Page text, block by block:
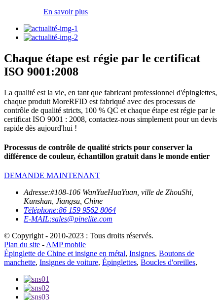
En savoir plus
Chaque étape est régie par le certificat
ISO 9001:2008
La qualité est la vie, en tant que fabricant professionnel d'épinglettes,
chaque produit MoreRFID est fabriqué avec des processus de
contrôle de qualité stricts, 100 % QC et chaque étape est régie par le
certificat ISO 9001 : 2008, contactez-nous simplement pour un devis
rapide dès aujourd'hui !
Processus de contrôle de qualité stricts pour conserver la
différence de couleur, échantillon gratuit dans le monde entier
DEMANDE MAINTENANT
Adresse:#108-106 WanYueHuaYuan, ville de ZhouShi,
Kunshan, Jiangsu, Chine
Téléphone:86 159 9562 8064
E-MAIL:sales@pinelite.com
© Copyright - 2010-2023 : Tous droits réservés.
Plan du site -AMP mobile
Épinglette de Chine et insigne en métal, Insignes, Boutons de
manchette, Insignes de voiture, Épinglettes, Boucles d'oreilles,